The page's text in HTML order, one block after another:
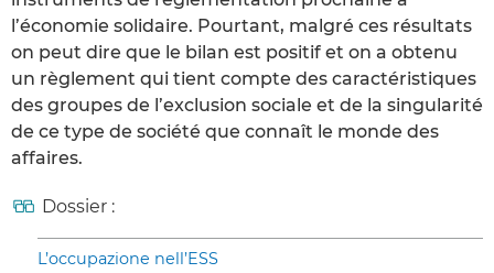
l’économie solidaire. Pourtant, malgré ces résultats
on peut dire que le bilan est positif et on a obtenu
un règlement qui tient compte des caractéristiques
des groupes de l’exclusion sociale et de la singularité
de ce type de société que connaît le monde des
affaires.
Dossier :
L’occupazione nell’ESS